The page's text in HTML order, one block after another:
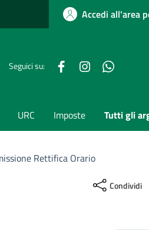
Accedi all'area
Seguici su: FacebookInstagram
URC Imposte Tutti gli
Rettifica Orario
Condividi